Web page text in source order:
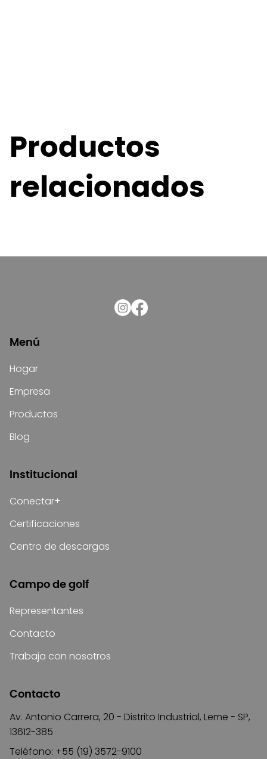
Productos
relacionados
Menú
Hogar
Empresa
Productos
Blog
Institucional
Conectar+
Certificaciones
Centro de descargas
Campo de golf
Representantes
Contacto
Trabaja con nosotros
Contacto
Av. Antonio Carrera, 20 - Distrito Industrial, Leme - SP,
13612-385
Teléfono: +55 (19) 3572-9100